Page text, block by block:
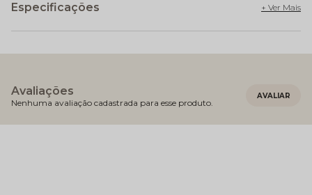
Especificações
Avaliações
Nenhuma avaliação cadastrada para esse produto.